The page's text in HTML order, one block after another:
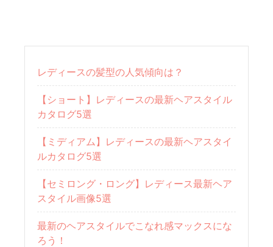
レディースの髪型の人気傾向は？
【ショート】レディースの最新ヘアスタイル
カタログ5選
【ミディアム】レディースの最新ヘアスタイ
ルカタログ5選
【セミロング・ロング】レディース最新ヘア
スタイル画像5選
最新のヘアスタイルでこなれ感マックスにな
ろう！